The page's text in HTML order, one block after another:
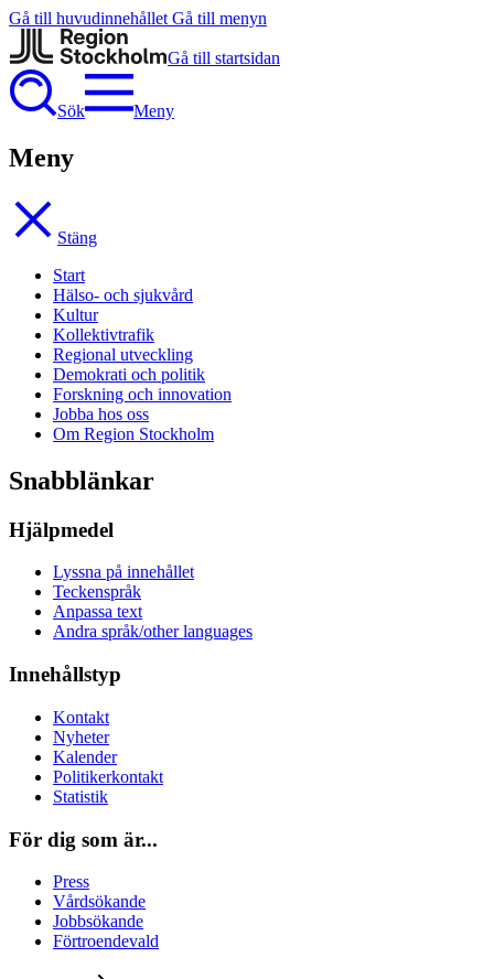
Gå till huvudinnehållet Gå till menyn
Gå till startsidan
Sök Meny
Meny
Stäng
Start
Hälso- och sjukvård
Kultur
Kollektivtrafik
Regional utveckling
Demokrati och politik
Forskning och innovation
Jobba hos oss
Om Region Stockholm
Snabblänkar
Hjälpmedel
Lyssna på innehållet
Teckenspråk
Anpassa text
Andra språk/other languages
Innehållstyp
Kontakt
Nyheter
Kalender
Politikerkontakt
Statistik
För dig som är...
Press
Vårdsökande
Jobbsökande
Förtroendevald